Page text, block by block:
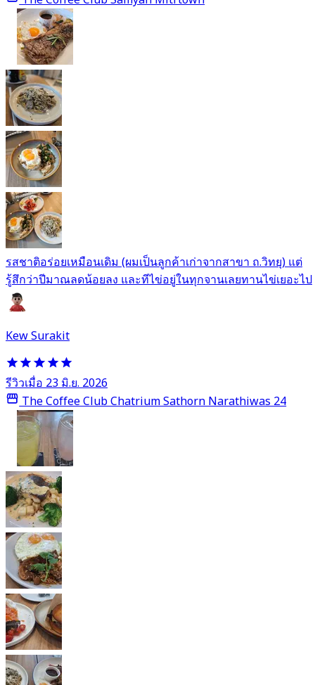
รสชาติอร่อยเหมือนเดิม (ผมเป็นลูกค้าเก่าจากสาขา ถ.วิทยุ) แต่
รู้สึกว่าปีมาณลดน้อยลง และทีไข่อยู่ในทุกจานเลยทานไข่เยอะไป
Kew Surakit
รีวิวเมื่อ 23 มิ.ย. 2026
The Coffee Club Chatrium Sathorn Narathiwas 24